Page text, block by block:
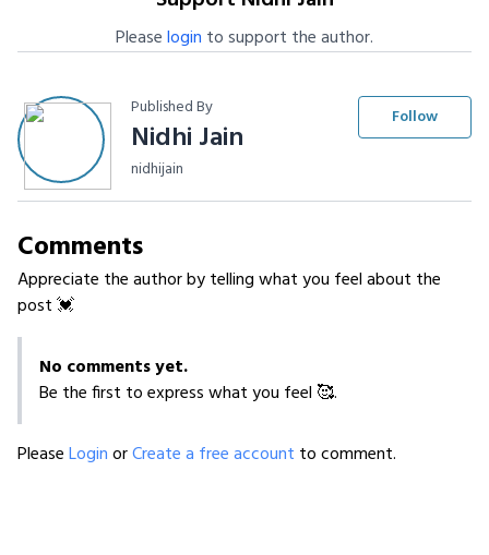
Pleaselogin to support the author.
Published By
Nidhi Jain
nidhijain
Follow
Comments
Appreciate the author by telling what you feel about the
post 💓
No comments yet.
Be the first to express what you feel 🥰.
PleaseLoginorCreate a free account to comment.